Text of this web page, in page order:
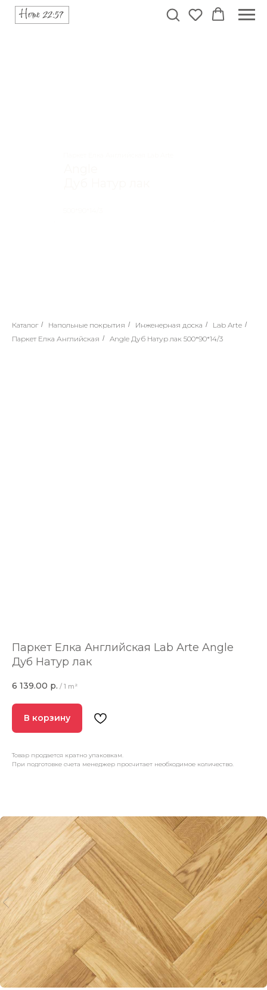
Каталог / Напольные покрытия / Инженерная доска / Lab Arte /
Паркет Елка Английская / Angle Дуб Натур лак 500*90*14/3
Паркет Елка Английская Lab Arte Angle
Дуб Натур лак
6 139.00 р. / 1 m²
В корзину
Товар продается кратно упаковкам.
При подготовке счета менеджер просчитает необходимое количество.